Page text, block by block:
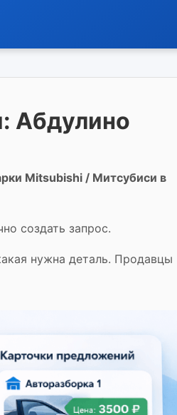
Абдулино
Mitsubishi / Митсубиси в
создать запрос.
нужна деталь. Продавцы